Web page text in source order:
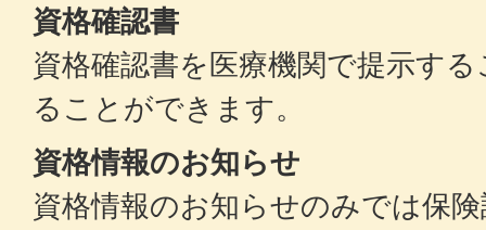
資格確認書
資格確認書を医療機関で提示す
ることができます。
資格情報のお知らせ
資格情報のお知らせのみでは保